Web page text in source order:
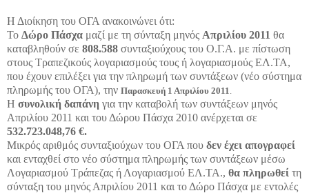
Η Διοίκηση του ΟΓΑ ανακοινώνει ότι:
Το Δώρο Πάσχα μαζί με τη σύνταξη μηνός Απριλίου 2011 θα
καταβληθούν σε 808.588 συνταξιούχους του Ο.Γ.Α. με πίστωση
στους Τραπεζικούς λογαριασμούς τους ή λογαριασμούς ΕΛ.ΤΑ,
που έχουν επιλέξει για την πληρωμή των συντάξεων (νέο σύστημα
πληρωμής του ΟΓΑ), την Παρασκευή 1 Απριλίου 2011
Η συνολική δαπάνη για την καταβολή των συντάξεων μηνός
Απριλίου 2011 και του Δώρου Πάσχα 2010 ανέρχεται σε
532.723.048,76 €.
Μικρός αριθμός συνταξιούχων του ΟΓΑ που δεν έχει απογραφεί
και ενταχθεί στο νέο σύστημα πληρωμής των συντάξεων μέσω
Λογαριασμού Τράπεζας ή Λογαριασμού ΕΛ.ΤΑ., θα πληρωθεί τη
σύνταξη του μηνός Απριλίου 2011 και το Δώρο Πάσχα με εντολές